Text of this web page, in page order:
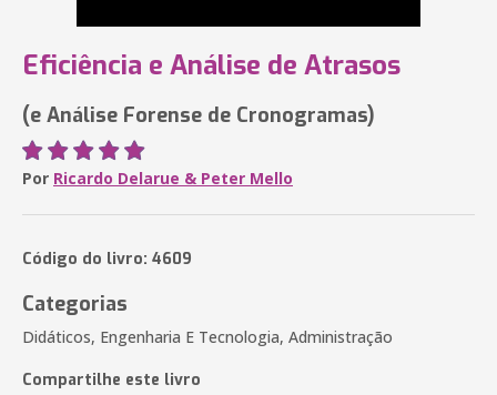
Eficiência e Análise de Atrasos
(e Análise Forense de Cronogramas)
Por Ricardo Delarue & Peter Mello
Código do livro: 4609
Categorias
Didáticos, Engenharia E Tecnologia, Administração
Compartilhe este livro